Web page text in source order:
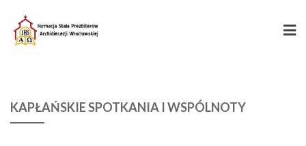
KAPŁAŃSKIE SPOTKANIA I WSPÓLNOTY